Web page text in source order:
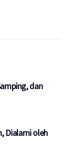
dan
Dialami oleh